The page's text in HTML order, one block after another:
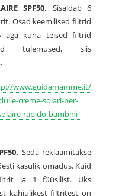
SPF50. Sisaldab 6
Osad keemilised filtrid
aga kuna teised filtrid
tulemused, siis
www.guidamamme.it/
creme-solari-per-
rapido-bambini-
Seda reklaamitakse
kasulik omadus. Kuid
ja 1 füüsilist. Üks
kahjulikest filtritest on